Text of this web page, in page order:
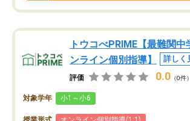
トウコべPRIME【最難関
ンライン個別指導】
詳しく
評価 0.0 （0件）
対象学年 小1～小6